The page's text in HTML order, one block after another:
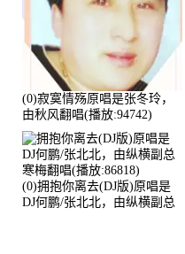
(0)寂寞情殇原唱是张冬玲，
由秋风翻唱(播放:94742)
(0)拥抱你离去(DJ版)原唱是
DJ何鹏/张北北，由纵横副总